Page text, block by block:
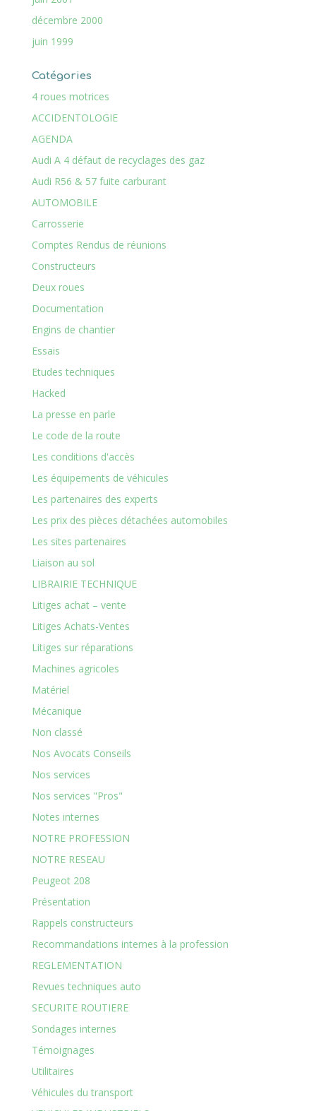
décembre 2000
juin 1999
Catégories
4 roues motrices
ACCIDENTOLOGIE
AGENDA
Audi A 4 défaut de recyclages des gaz
Audi R56 & 57 fuite carburant
AUTOMOBILE
Carrosserie
Comptes Rendus de réunions
Constructeurs
Deux roues
Documentation
Engins de chantier
Essais
Etudes techniques
Hacked
La presse en parle
Le code de la route
Les conditions d'accès
Les équipements de véhicules
Les partenaires des experts
Les prix des pièces détachées automobiles
Les sites partenaires
Liaison au sol
LIBRAIRIE TECHNIQUE
Litiges achat – vente
Litiges Achats-Ventes
Litiges sur réparations
Machines agricoles
Matériel
Mécanique
Non classé
Nos Avocats Conseils
Nos services
Nos services "Pros"
Notes internes
NOTRE PROFESSION
NOTRE RESEAU
Peugeot 208
Présentation
Rappels constructeurs
Recommandations internes à la profession
REGLEMENTATION
Revues techniques auto
SECURITE ROUTIERE
Sondages internes
Témoignages
Utilitaires
Véhicules du transport